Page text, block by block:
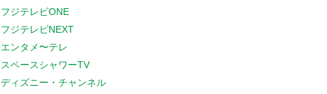
フジテレビONE
フジテレビNEXT
エンタメ〜テレ
スペースシャワーTV
ディズニー・チャンネル